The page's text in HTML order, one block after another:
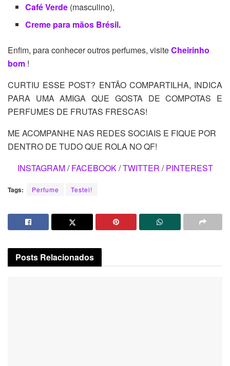
Café Verde (masculino),
Creme para mãos Brésil.
Enfim, para conhecer outros perfumes, visiteCheirinho
bom !
CURTIU ESSE POST? ENTÃO COMPARTILHA, INDICA
PARA UMA AMIGA QUE GOSTA DE COMPOTAS E
PERFUMES DE FRUTAS FRESCAS!
ME ACOMPANHE NAS REDES SOCIAIS E FIQUE POR
DENTRO DE TUDO QUE ROLA NO QF!
INSTAGRAM/FACEBOOK/TWITTER /PINTEREST
Tags: Perfume Testei!
Posts Relacionados